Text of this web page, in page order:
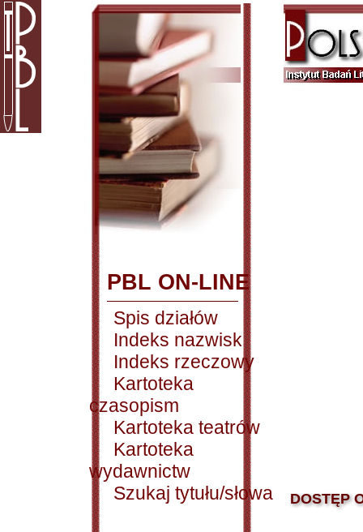
PBL ON-LINE
Spis działów
Indeks nazwisk
Indeks rzeczowy
Kartoteka
czasopism
Kartoteka teatrów
Kartoteka
wydawnictw
Szukaj tytułu/słowa
DOSTĘP